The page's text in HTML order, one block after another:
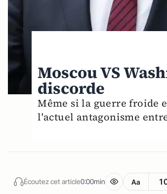
Moscou VS
discorde
Même si la guerre froide
l'actuel antagonisme
Écoutez cet article0:00min Aa